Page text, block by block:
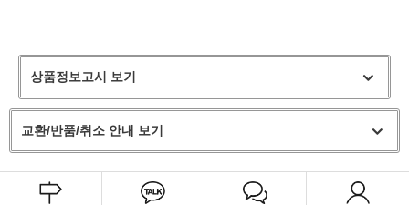
상품정보고시 보기
교환/반품/취소 안내 보기